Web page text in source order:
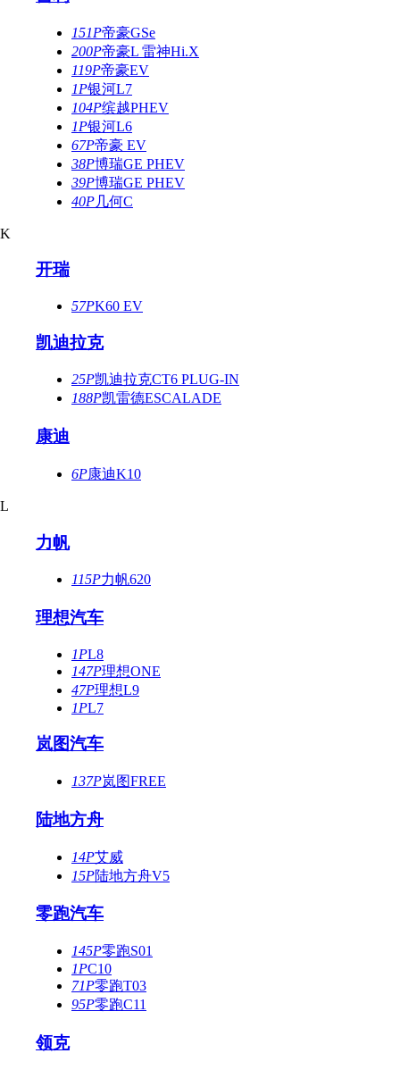
151P帝豪GSe
200P帝豪L 雷神Hi.X
119P帝豪EV
1P银河L7
104P缤越PHEV
1P银河L6
67P帝豪 EV
38P博瑞GE PHEV
39P博瑞GE PHEV
40P几何C
K
开瑞
57PK60 EV
凯迪拉克
25P凯迪拉克CT6 PLUG-IN
188P凯雷德ESCALADE
康迪
6P康迪K10
L
力帆
115P力帆620
理想汽车
1PL8
147P理想ONE
47P理想L9
1PL7
岚图汽车
137P岚图FREE
陆地方舟
14P艾威
15P陆地方舟V5
零跑汽车
145P零跑S01
1PC10
71P零跑T03
95P零跑C11
领克